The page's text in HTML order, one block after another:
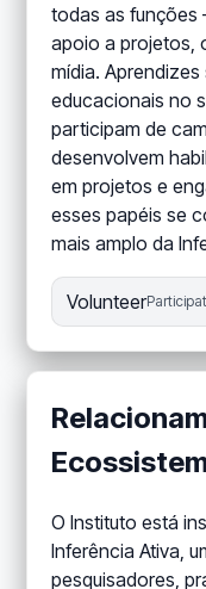
todas as funções
apoio a projetos,
mídia.
educacionais no
participam de
desenvolvem
em projetos e
esses papéis se
mais amplo da
Volunteer
O Instituto está
Inferência Ativa,
pesquisadores,